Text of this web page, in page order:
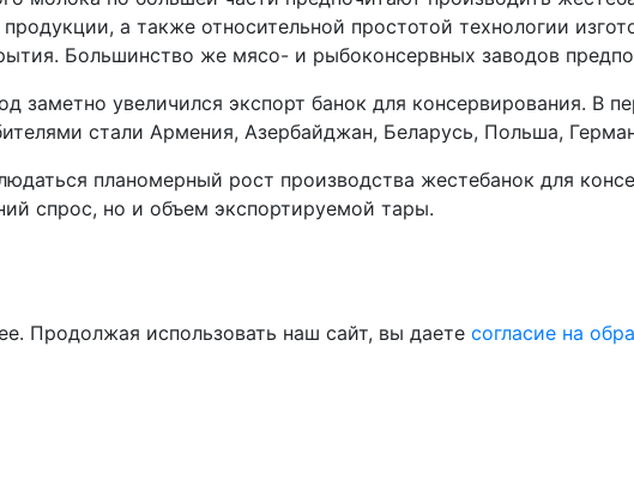
а также относительной простотой технологии
Большинство же мясо- и рыбоконсервных заводов
заметно увеличился экспорт банок для консервирования. В
стали Армения, Азербайджан, Беларусь, Польша,
планомерный рост производства жестебанок для
спрос, но и объем экспортируемой тары.
Продолжая использовать наш сайт, вы даете согласие на